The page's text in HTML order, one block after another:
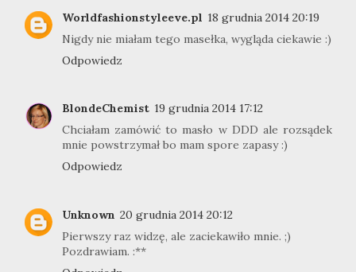
Worldfashionstyleeve.pl 18 grudnia 2014 20:19
Nigdy nie miałam tego masełka, wygląda ciekawie :)
Odpowiedz
BlondeChemist 19 grudnia 2014 17:12
Chciałam zamówić to masło w DDD ale rozsądek
mnie powstrzymał bo mam spore zapasy :)
Odpowiedz
Unknown 20 grudnia 2014 20:12
Pierwszy raz widzę, ale zaciekawiło mnie. ;)
Pozdrawiam. :**